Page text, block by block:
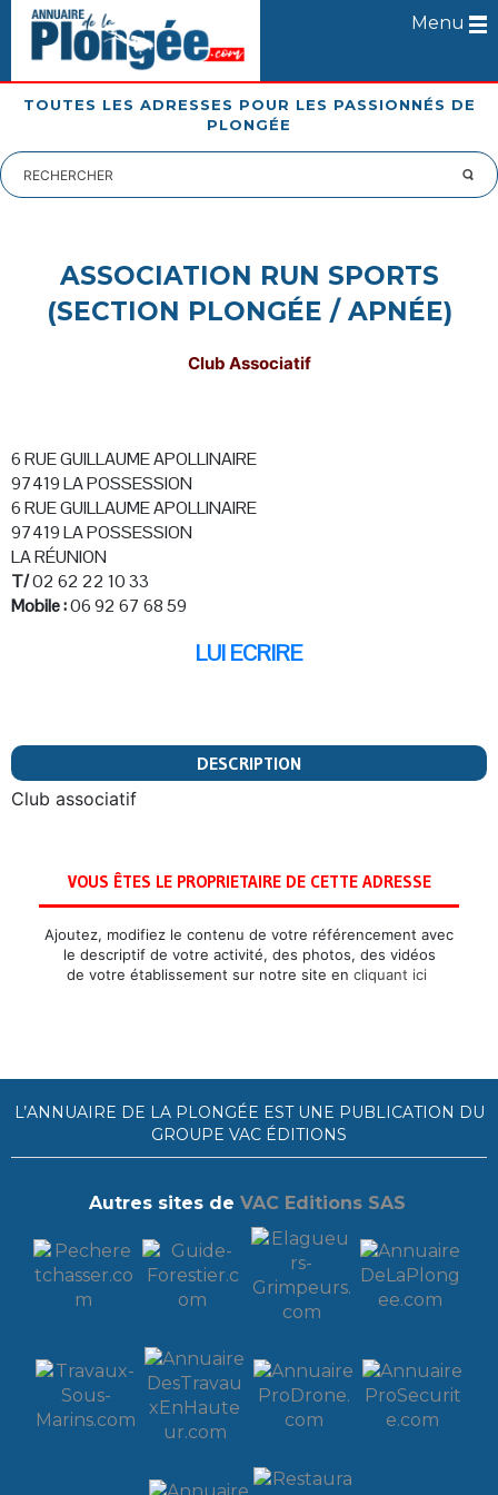
Menu
TOUTES LES ADRESSES POUR LES PASSIONNÉS DE
PLONGÉE
ASSOCIATION RUN SPORTS
(SECTION PLONGÉE / APNÉE)
Club Associatif
6 RUE GUILLAUME APOLLINAIRE
97419 LA POSSESSION
6 RUE GUILLAUME APOLLINAIRE
97419 LA POSSESSION
LA RÉUNION
T/02 62 22 10 33
Mobile :06 92 67 68 59
LUI ECRIRE
DESCRIPTION
Club associatif
VOUS ÊTES LE PROPRIETAIRE DE CETTE ADRESSE
Ajoutez, modifiez le contenu de votre référencement avec
le descriptif de votre activité, des photos, des vidéos
de votre établissement sur notre site en cliquant ici
L’ANNUAIRE DE LA PLONGÉE EST UNE PUBLICATION DU
GROUPE VAC ÉDITIONS
Autres sites de VAC Editions SAS